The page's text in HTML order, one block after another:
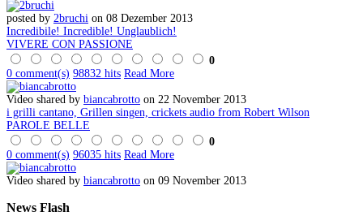
posted by 2bruchi on 08 Dezember 2013
Incredibile! Incredible! Unglaublich!
VIVERE CON PASSIONE
0
0 comment(s) 98832 hits Read More
Video shared by biancabrotto on 22 November 2013
i grilli cantano, Grillen singen, crickets audio from Robert Wilson
PAROLE BELLE
0
0 comment(s) 96035 hits Read More
Video shared by biancabrotto on 09 November 2013
News Flash